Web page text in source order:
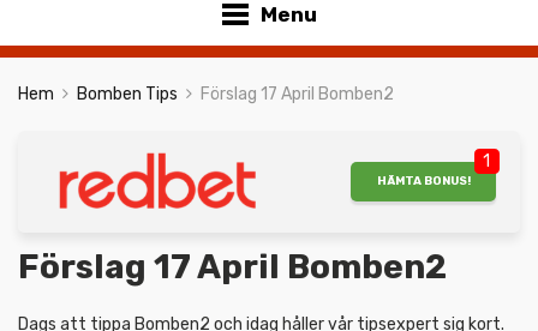
Menu
Hem Bomben Tips Förslag 17 April Bomben2
1
HÄMTA BONUS!
Förslag 17 April Bomben2
Dags att tippa Bomben2 och idag håller vår tipsexpert sig kort.